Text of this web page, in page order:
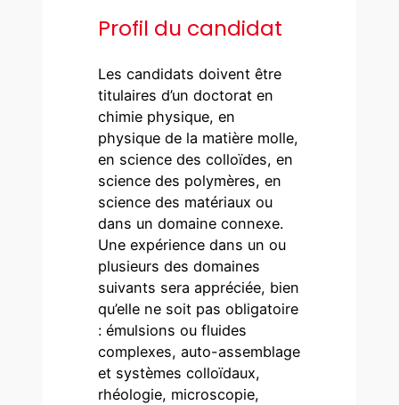
Profil du candidat
Les candidats doivent être
titulaires d’un doctorat en
chimie physique, en
physique de la matière molle,
en science des colloïdes, en
science des polymères, en
science des matériaux ou
dans un domaine connexe.
Une expérience dans un ou
plusieurs des domaines
suivants sera appréciée, bien
qu’elle ne soit pas obligatoire
: émulsions ou fluides
complexes, auto-assemblage
et systèmes colloïdaux,
rhéologie, microscopie,